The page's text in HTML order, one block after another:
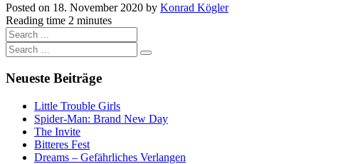
Posted on 18. November 2020 by Konrad Kögler
Reading time 2 minutes
Neueste Beiträge
Little Trouble Girls
Spider-Man: Brand New Day
The Invite
Bitteres Fest
Dreams – Gefährliches Verlangen